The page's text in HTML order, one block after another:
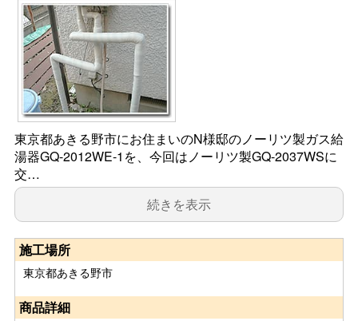
東京都あきる野市にお住まいのN様邸のノーリツ製ガス給
湯器GQ-2012WE-1を、今回はノーリツ製GQ-2037WSに
交…
続きを表示
施工場所
東京都あきる野市
商品詳細